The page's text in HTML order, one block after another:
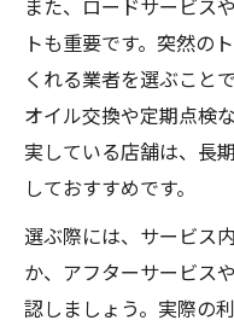
また、ロードサービス
トも重要です。突然の
くれる業者を選ぶこと
オイル交換や定期点検
実している店舗は、長
しておすすめです。
選ぶ際には、サービス
か、アフターサービス
認しましょう。実際の